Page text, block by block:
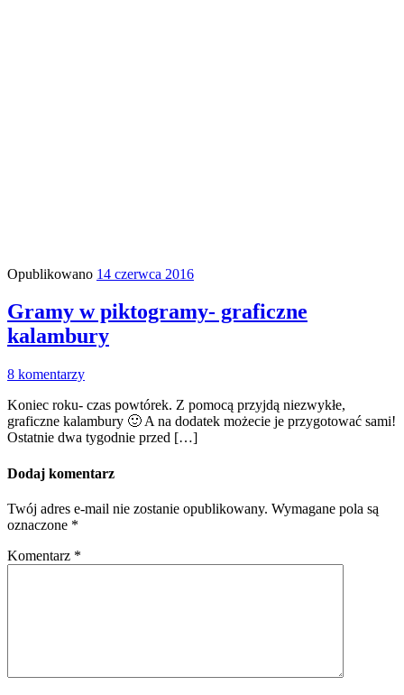
Opublikowano 14 czerwca 2016
Gramy w piktogramy- graficzne
kalambury
8 komentarzy
Koniec roku- czas powtórek. Z pomocą przyjdą niezwykłe,
graficzne kalambury 🙂 A na dodatek możecie je przygotować sami!
Ostatnie dwa tygodnie przed […]
Dodaj komentarz
Twój adres e-mail nie zostanie opublikowany. Wymagane pola są
oznaczone *
Komentarz *